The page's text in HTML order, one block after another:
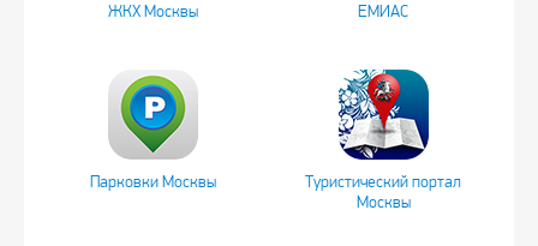
ЖКХ Москвы ЕМИАС
Парковки Москвы
Туристический портал
Москвы